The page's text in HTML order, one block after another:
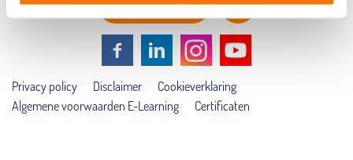
CONTACT
Privacy policy Disclaimer
Cookieverklaring
Algemene voorwaarden E-Learning
Certificaten